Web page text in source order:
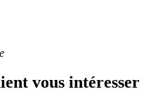
vous intéresser